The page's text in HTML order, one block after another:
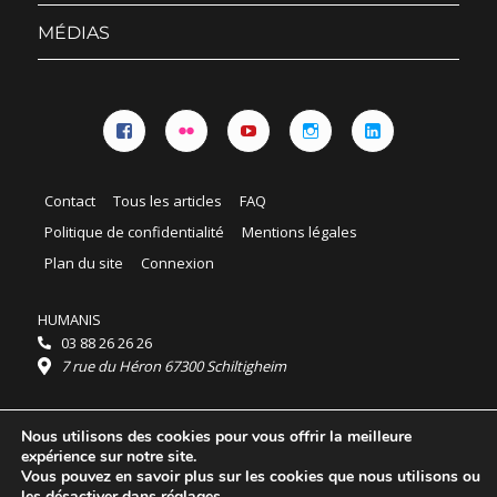
MÉDIAS
Contact Tous les articles
FAQ
Politique de confidentialité
Mentions légales
Plan du site
Connexion
HUMANIS
03 88 26 26 26
7 rue du Héron 67300 Schiltigheim
Horaires :
HUMANIS : du lundi au vendredi 9h - 18h
Ordidocaz : du lundi au vendredi 8h - 19h
© 2025 HUMANIS, tous droits réservés.
Nous utilisons des cookies pour vous offrir la meilleure
expérience sur notre site.
Vous pouvez en savoir plus sur les cookies que nous utilisons ou